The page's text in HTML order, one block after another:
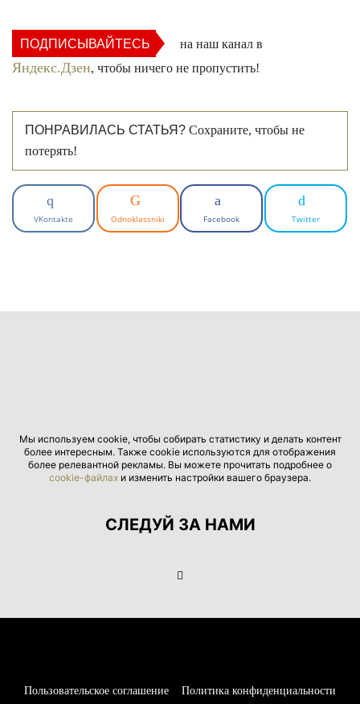
ПОДПИСЫВАЙТЕСЬ на наш канал в
Яндекс.Дзен, чтобы ничего не пропустить!
ПОНРАВИЛАСЬ СТАТЬЯ? Сохраните, чтобы не
потерять!
VKontakte Odnoklassniki Facebook Twitter
Мы используем cookie, чтобы собирать статистику и делать контент
более интересным. Также cookie используются для отображения
более релевантной рекламы. Вы можете прочитать подробнее о
cookie-файлах и изменить настройки вашего браузера.
СЛЕДУЙ ЗА НАМИ
Пользовательское соглашение Политика конфиденциальности